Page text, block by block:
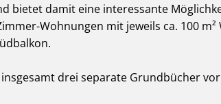
bietet damit eine interessante
Wohnungen mit jeweils ca. 100 m²
drei separate Grundbücher